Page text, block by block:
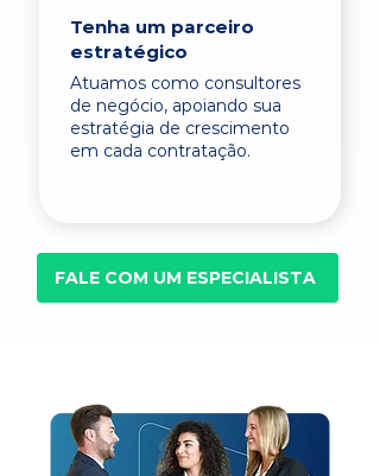
Tenha um parceiro
estratégico
Atuamos como consultores
de negócio, apoiando sua
estratégia de crescimento
em cada contratação.
FALE COM UM ESPECIALISTA